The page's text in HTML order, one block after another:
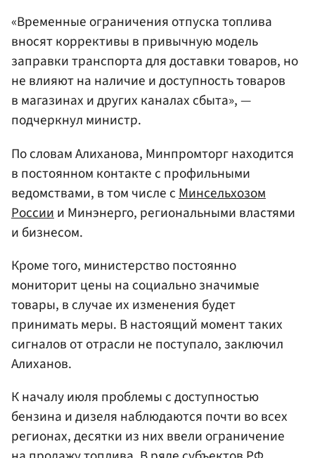
«Временные ограничения отпуска топлива
вносят коррективы в привычную модель
заправки транспорта для доставки товаров, но
не влияют на наличие и доступность товаров
в магазинах и других каналах сбыта», —
подчеркнул министр.
По словам Алиханова, Минпромторг находится
в постоянном контакте с профильными
ведомствами, в том числе с Минсельхозом
России и Минэнерго, региональными властями
и бизнесом.
Кроме того, министерство постоянно
мониторит цены на социально значимые
товары, в случае их изменения будет
принимать меры. В настоящий момент таких
сигналов от отрасли не поступало, заключил
Алиханов.
К началу июля проблемы с доступностью
бензина и дизеля наблюдаются почти во всех
регионах, десятки из них ввели ограничение